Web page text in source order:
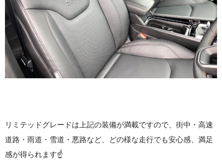
リミテッドグレードは上記の装備が満載ですので、街中・高速
道路・雨道・雪道・悪路など、どの様な走行でも安心感、満足
感が得られます☝️